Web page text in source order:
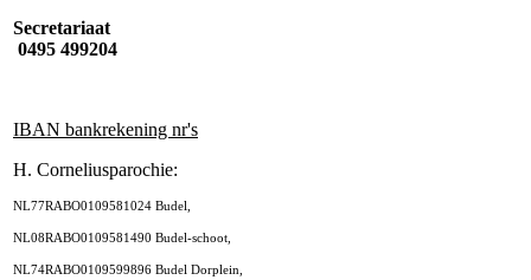
Secretariaat
0495 499204
IBAN bankrekening nr's
H. Corneliusparochie:
NL77RABO0109581024 Budel,
NL08RABO0109581490 Budel-schoot,
NL74RABO0109599896 Budel Dorplein,